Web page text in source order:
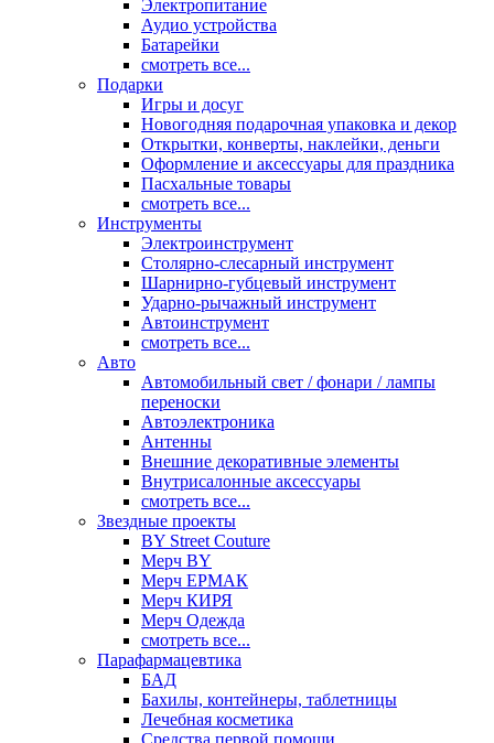
Электропитание
Аудио устройства
Батарейки
смотреть все...
Подарки
Игры и досуг
Новогодняя подарочная упаковка и декор
Открытки, конверты, наклейки, деньги
Оформление и аксессуары для праздника
Пасхальные товары
смотреть все...
Инструменты
Электроинструмент
Столярно-слесарный инструмент
Шарнирно-губцевый инструмент
Ударно-рычажный инструмент
Автоинструмент
смотреть все...
Авто
Автомобильный свет / фонари / лампы
переноски
Автоэлектроника
Антенны
Внешние декоративные элементы
Внутрисалонные аксессуары
смотреть все...
Звездные проекты
BY Street Couture
Мерч BY
Мерч ЕРМАК
Мерч КИРЯ
Мерч Одежда
смотреть все...
Парафармацевтика
БАД
Бахилы, контейнеры, таблетницы
Лечебная косметика
Средства первой помощи